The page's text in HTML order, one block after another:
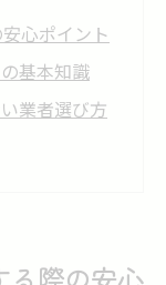
心ポイント
基本知識
業者選び方
イントの見